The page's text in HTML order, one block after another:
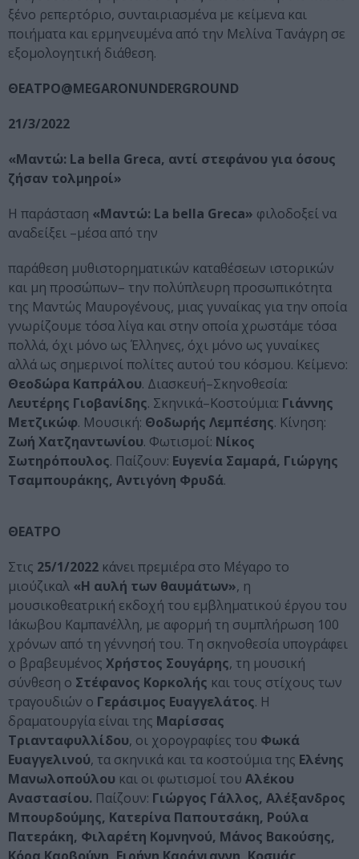
ξένο ρεπερτόριο, συνταιριασμένα με κείμενα και
ποιήματα και ερμηνευμένα από την Μελίνα Τανάγρη σε
εξομολογητική διάθεση.
ΘΕΑΤΡΟ@MEGARONUNDERGROUND
21/3/2022
«Μαντώ: La bella Greca, αντί στεφάνου για όσους
ζήσαν τολμηροί»
Η παράσταση «Mαντώ: La bella Greca» φιλοδοξεί να
αναδείξει –μέσα από την
παράθεση μυθιστορηματικών καταθέσεων ιστορικών
και μη προσώπων– την πολύπλευρη προσωπικότητα
της Μαντώς Μαυρογένους, μιας γυναίκας για την οποία
γνωρίζουμε τόσα λίγα και στην οποία χρωστάμε τόσα
πολλά, όχι μόνο ως Έλληνες, όχι μόνο ως γυναίκες
αλλά ως σημερινοί πολίτες αυτού του κόσμου. Κείμενο:
Θεοδώρα Καπράλου. Διασκευή–Σκηνοθεσία:
Λευτέρης Γιοβανίδης. Σκηνικά–Κοστούμια: Γιάννης
Μετζικώφ. Μουσική: Θοδωρής Λεμπέσης. Κίνηση:
Ζωή Χατζηαντωνίου. Φωτισμοί: Νίκος
Σωτηρόπουλος. Παίζουν: Ευγενία Σαμαρά, Γιώργης
Τσαμπουράκης, Αντιγόνη Φρυδά.
ΘΕΑΤΡΟ
Στις 25/1/2022 κάνει πρεμιέρα στο Μέγαρο το
μιούζικαλ «Η αυλή των θαυμάτων», η
μουσικοθεατρική εκδοχή του εμβληματικού έργου του
Ιάκωβου Καμπανέλλη, με αφορμή τη συμπλήρωση 100
χρόνων από τη γέννησή του. Τη σκηνοθεσία υπογράφει
ο βραβευμένος Χρήστος Σουγάρης, τη μουσική
σύνθεση ο Στέφανος Κορκολής και τους στίχους των
τραγουδιών ο Γεράσιμος Ευαγγελάτος. Η
δραματουργία είναι της Μαρίσσας
Τριανταφυλλίδου, οι χορογραφίες του Φωκά
Ευαγγελινού, τα σκηνικά και τα κοστούμια της Ελένης
Μανωλοπούλου και οι φωτισμοί του Αλέκου
Αναστασίου. Παίζουν: Γιώργος Γάλλος, Αλέξανδρος
Μπουρδούμης, Κατερίνα Παπουτσάκη, Ρούλα
Πατεράκη, Φιλαρέτη Κομνηνού, Μάνος Βακούσης,